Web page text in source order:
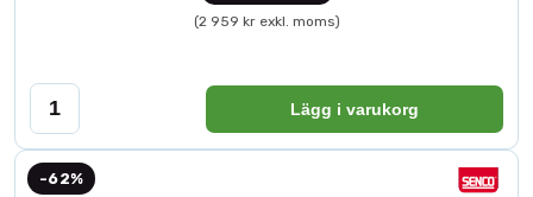
(2 959 kr exkl. moms)
Lägg i varukorg
-62%